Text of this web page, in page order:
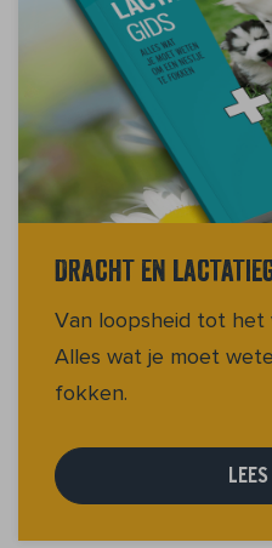
Dracht en
Van loopsheid tot het
Alles wat je moet
fokken.